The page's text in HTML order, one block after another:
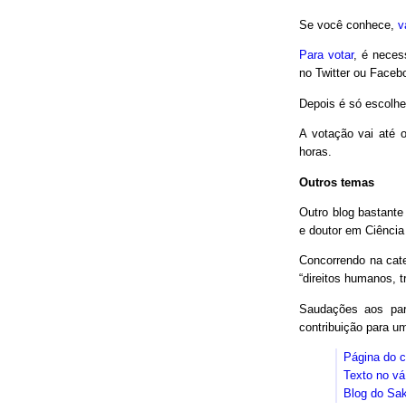
Se você conhece,
Para votar, é
no Twitter ou
Depois é só
A votação vai até
horas.
Outros temas
Outro blog
e doutor em
Concorrendo na
“direitos humanos,
Saudações aos
contribuição para
Página do
Texto no
Blog do